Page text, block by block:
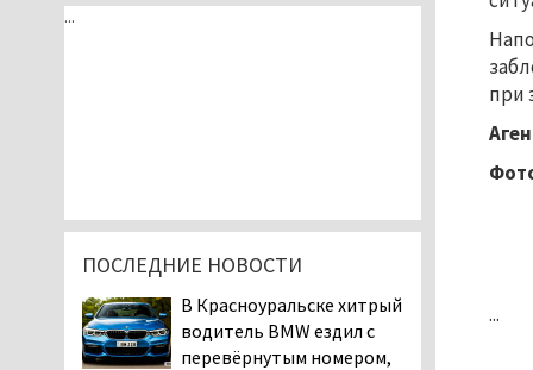
при
...
...
ПОСЛЕДНИЕ НОВОСТИ
В Красноуральске хитрый
водитель BMW ездил с
перевёрнутым номером,